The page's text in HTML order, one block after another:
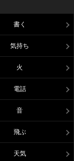
書く
気持ち
火
電話
音
飛ぶ
天気